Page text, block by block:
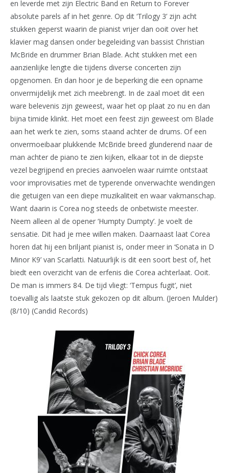
en leverde met zijn Electric Band en Return to Forever
absolute parels af in het genre. Op dit ‘Trilogy 3’ zijn acht
stukken geperst waarin de pianist vrijer dan ooit over het
klavier mag dansen onder begeleiding van bassist Christian
McBride en drummer Brian Blade. Acht stukken met een
aanzienlijke lengte die tijdens diverse concerten zijn
opgenomen. En dan hoor je de beperking die een opname
onvermijdelijk met zich meebrengt. In de zaal moet dit een
ware belevenis zijn geweest, waar het op plaat zo nu en dan
bijna timide klinkt. Het moet een feest zijn geweest om Blade
aan het werk te zien, soms staand achter de drums. Of een
onvermoeibaar plukkende McBride breed glunderend naar de
man achter de piano te zien kijken, elkaar tot in de diepste
vezel begrijpend en precies aanvoelen waar ruimte ontstaat
voor improvisaties met de typerende onverwachte wendingen
die getuigen van een diepe muzikaliteit en waar vakmanschap.
Want daarin is Corea nog steeds de onbetwiste meester.
Neem alleen al de opener ‘Humpty Dumpty’. Je voelt de
sensatie. Dit had je mee willen maken. Daarnaast laat Corea
horen dat hij een briljant pianist is, onder meer in ‘Sonata in D
Minor K9’ van Scarlatti. Natuurlijk is dit een soort best of, het
biedt een overzicht van de erfenis die Corea achterlaat. Ooit.
De man is immers 84. De tijd vliegt: ‘Tempus fugit’, niet
toevallig als laatste stuk gekozen op dit album. (Jeroen Mulder)
(8/10) (Candid Records)